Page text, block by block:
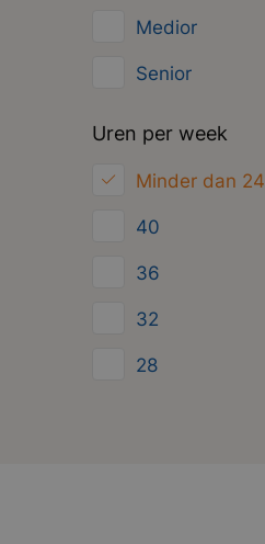
Medior
Senior
Uren per week
Minder dan 24
40
36
32
28